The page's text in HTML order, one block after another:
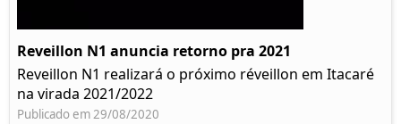
Reveillon N1 anuncia retorno pra 2021
Reveillon N1 realizará o próximo réveillon em Itacaré
na virada 2021/2022
Publicado em 29/08/2020